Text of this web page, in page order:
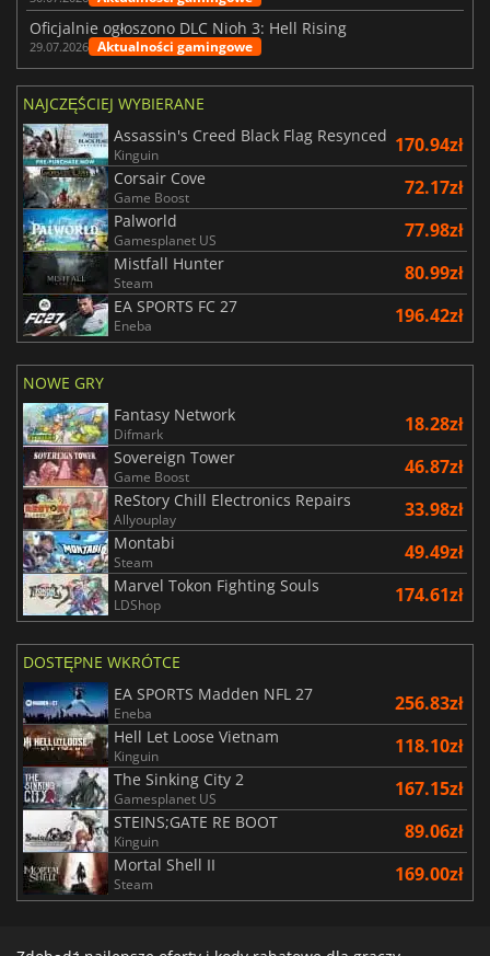
Oficjalnie ogłoszono DLC Nioh 3: Hell Rising
29.07.2026 Aktualności gamingowe
NAJCZĘŚCIEJ WYBIERANE
Assassin's Creed Black Flag Resynced
Kinguin 170.94zł
Corsair Cove
Game Boost 72.17zł
Palworld
Gamesplanet US 77.98zł
Mistfall Hunter
Steam 80.99zł
EA SPORTS FC 27
Eneba 196.42zł
NOWE GRY
Fantasy Network
Difmark 18.28zł
Sovereign Tower
Game Boost 46.87zł
ReStory Chill Electronics Repairs
Allyouplay 33.98zł
Montabi
Steam 49.49zł
Marvel Tokon Fighting Souls
LDShop 174.61zł
DOSTĘPNE WKRÓTCE
EA SPORTS Madden NFL 27
Eneba 256.83zł
Hell Let Loose Vietnam
Kinguin 118.10zł
The Sinking City 2
Gamesplanet US 167.15zł
STEINS;GATE RE BOOT
Kinguin 89.06zł
Mortal Shell II
Steam 169.00zł